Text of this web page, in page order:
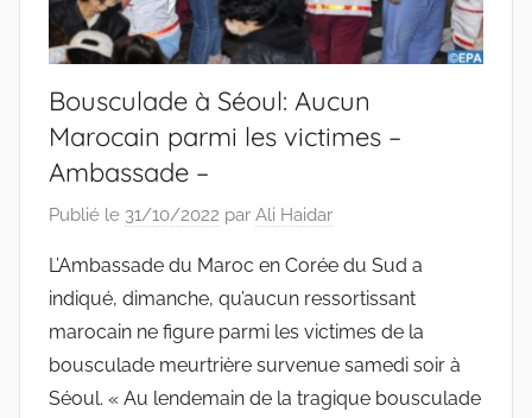
Bousculade à Séoul: Aucun
Marocain parmi les victimes –
Ambassade –
Publié le 31/10/2022 par Ali Haidar
L’Ambassade du Maroc en Corée du Sud a
indiqué, dimanche, qu’aucun ressortissant
marocain ne figure parmi les victimes de la
bousculade meurtrière survenue samedi soir à
Séoul. « Au lendemain de la tragique bousculade